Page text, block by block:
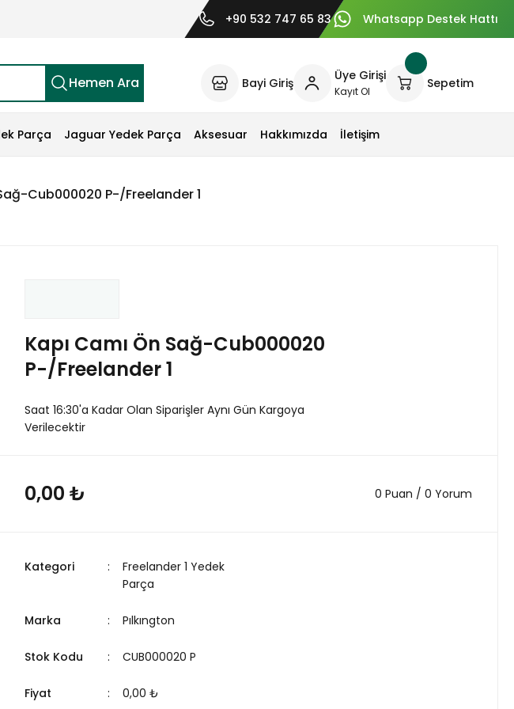
+90 532 747 65 83 Whatsapp Destek Hattı
Hemen Ara Bayi Giriş Üye Girişi
Kayıt Ol
Sepetim
Parça Jaguar Yedek Parça Aksesuar Hakkımızda İletişim
Cub000020 P-/Freelander 1
Kapı Camı Ön Sağ-Cub000020
P-/Freelander 1
Saat 16:30'a Kadar Olan Siparişler Aynı Gün Kargoya
Verilecektir
0,00 ₺ 0 Puan / 0 Yorum
Kategori
Freelander 1 Yedek
Parça
Marka Pılkıngton
Stok Kodu CUB000020 P
Fiyat 0,00 ₺